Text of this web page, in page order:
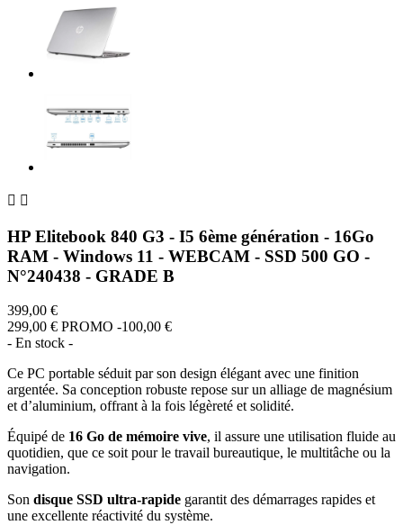
 
HP Elitebook 840 G3 - I5 6ème génération - 16Go
RAM - Windows 11 - WEBCAM - SSD 500 GO -
N°240438 - GRADE B
399,00 €
299,00 € PROMO -100,00 €
- En stock -
Ce PC portable séduit par son design élégant avec une finition
argentée. Sa conception robuste repose sur un alliage de magnésium
et d’aluminium, offrant à la fois légèreté et solidité.
Équipé de 16 Go de mémoire vive, il assure une utilisation fluide au
quotidien, que ce soit pour le travail bureautique, le multitâche ou la
navigation.
Son disque SSD ultra-rapide garantit des démarrages rapides et
une excellente réactivité du système.